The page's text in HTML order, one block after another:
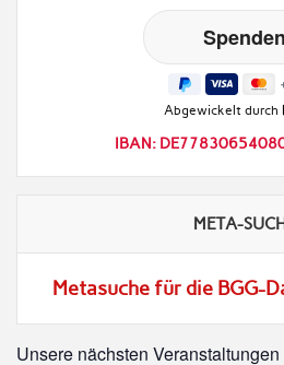
Abgewickelt durch
IBAN:
META-
Metasuche für die BGG-
Unsere nächsten Veranstaltungen